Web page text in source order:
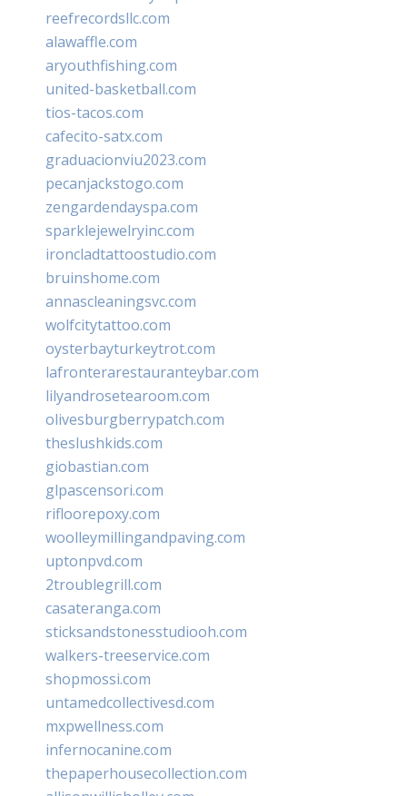
reefrecordsllc.com
alawaffle.com
aryouthfishing.com
united-basketball.com
tios-tacos.com
cafecito-satx.com
graduacionviu2023.com
pecanjackstogo.com
zengardendayspa.com
sparklejewelryinc.com
ironcladtattoostudio.com
bruinshome.com
annascleaningsvc.com
wolfcitytattoo.com
oysterbayturkeytrot.com
lafronterarestauranteybar.com
lilyandrosetearoom.com
olivesburgberrypatch.com
theslushkids.com
giobastian.com
glpascensori.com
rifloorepoxy.com
woolleymillingandpaving.com
uptonpvd.com
2troublegrill.com
casateranga.com
sticksandstonesstudiooh.com
walkers-treeservice.com
shopmossi.com
untamedcollectivesd.com
mxpwellness.com
infernocanine.com
thepaperhousecollection.com